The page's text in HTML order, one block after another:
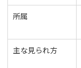
所属
主な見られ方